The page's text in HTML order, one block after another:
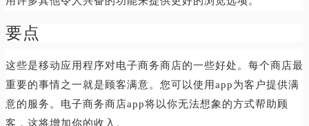
要点
这些是移动应用程序对电子商务商店的一些好处。每个商店最
重要的事情之一就是顾客满意。您可以使用app为客户提供满
意的服务。电子商务商店app将以你无法想象的方式帮助顾
客，这将增加你的收入。